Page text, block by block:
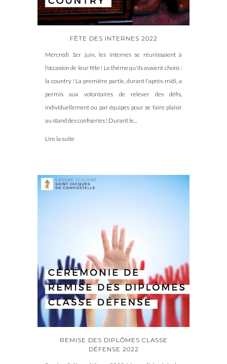
FÊTE DES INTERNES 2022
Mercredi 1er juin, les internes se réunissaient à
l'occasion de leur fête ! Le thème qu'ils avaient choisi :
la country ! La première partie, durant l'après-midi, a
permis aux volontaires de relever des défis,
individuellement ou par équipes pour se faire plaisir
au stand des confiseries ! Durant le...
Lire la suite
REMISE DES DIPLÔMES CLASSE
DÉFENSE 2022